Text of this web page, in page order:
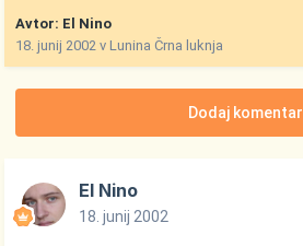
Avtor: El Nino
18. junij 2002 vLunina Črna luknja
Dodaj komentar
El Nino
18. junij 2002